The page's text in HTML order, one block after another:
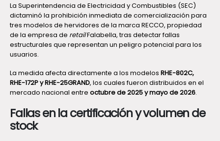
La Superintendencia de Electricidad y Combustibles (SEC)
dictaminó la prohibición inmediata de comercialización para
tres modelos de hervidores de la marca RECCO, propiedad
de la empresa de retailFalabella, tras detectar fallas
estructurales que representan un peligro potencial para los
usuarios.
La medida afecta directamente a los modelos RHE-802C,
RHE-172P y RHE-25GRAND, los cuales fueron distribuidos en el
mercado nacional entre octubre de 2025 y mayo de 2026.
Fallas en la certificación y volumen de
stock